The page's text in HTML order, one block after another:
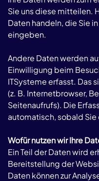
Sie uns diese mitteilen.
Daten handeln, die Sie
eingeben.
Andere Daten werden
Einwilligung beim
ITSysteme erfasst. Das
(z. B. Internetbrowser,
Seitenaufrufs). Die
automatisch, sobald
Wofür nutzen wir Ihre
Ein Teil der Daten wird
Bereitstellung der
Daten können zur